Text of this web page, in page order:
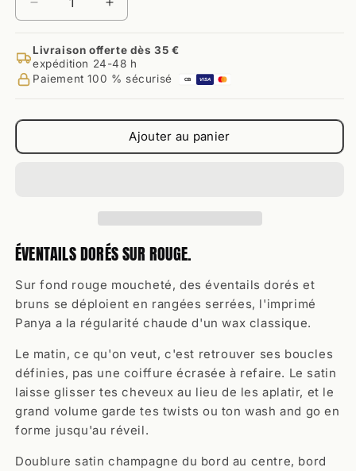
Réduire
la
quantité
de
Bonnet
Imprimé
Panya
Augmenter
la
quantité
de
Bonnet
Imprimé
Wax,
Panya
Livraison offerte dès 35 €
expédition 24-48 h
Paiement 100 % sécurisé
CB VISA
Ajouter au panier
ÉVENTAILS DORÉS SUR ROUGE.
Sur fond rouge moucheté, des éventails dorés et
bruns se déploient en rangées serrées, l'imprimé
Panya a la régularité chaude d'un wax classique.
Le matin, ce qu'on veut, c'est retrouver ses boucles
définies, pas une coiffure écrasée à refaire. Le satin
laisse glisser tes cheveux au lieu de les aplatir, et le
grand volume garde tes twists ou ton wash and go en
forme jusqu'au réveil.
Doublure satin champagne du bord au centre, bord